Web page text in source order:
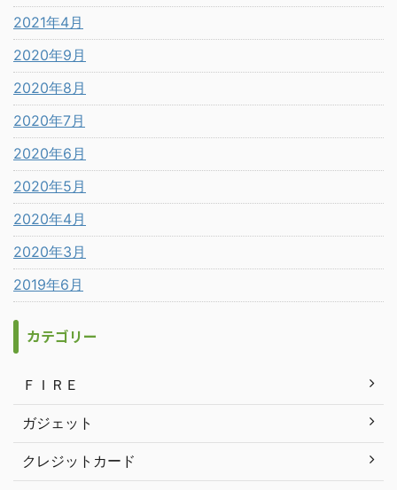
2021年4月
2020年9月
2020年8月
2020年7月
2020年6月
2020年5月
2020年4月
2020年3月
2019年6月
カテゴリー
ＦＩＲＥ
ガジェット
クレジットカード